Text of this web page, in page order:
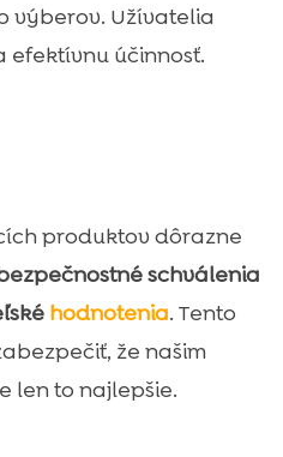
výberov. Užívatelia
efektívnu účinnosť.
produktov dôrazne
schválenia
hodnotenia. Tento
že našim
len to najlepšie.